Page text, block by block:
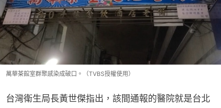
萬華茶館室群聚感染成破口。（TVBS授權使用）
台灣衛生局長黃世傑指出，該間通報的醫院就是台北